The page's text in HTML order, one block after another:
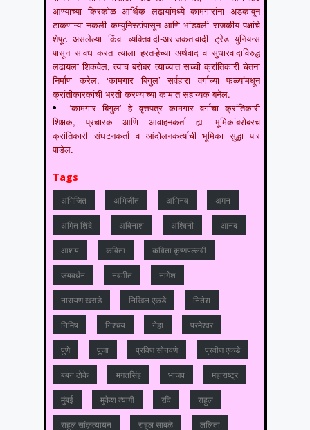
आण्याच्या किरकोळ आर्थिक लढायांमध्ये कामगारांना अडकावून
टाकणाऱ्या नकली कम्युनिस्टांपासून आणि भांडवली राजकीय पक्षांचे
शेपूट असलेल्या किंवा व्यक्तिवादी-अराजकतावादी ट्रेड युनियन्स
पासून सावध करत त्याला हरतऱ्हेच्या अर्थवाद व सुधारवादाविरुद्ध
लढायला शिकवेल, त्याच बरोबर त्याच्यात सच्ची क्रांतिकारी चेतना
निर्माण करेल. ‘कामगार बिगुल’ सर्वहारा वर्गाच्या फळ्यांमधून
क्रांतीकारकांची भरती करण्याच्या कामात सहाय्यक बनेल.
‘कामगार बिगुल’ हे वृत्तपत्र कामगार वर्गाचा क्रांतिकारी
शिक्षक, प्रचारक आणि आवाहनकर्ता ह्या भूमिकांबरोबरच
क्रांतिकारी संघटनकर्ता व आंदोलनकर्त्याची भूमिका सुद्धा पार
पाडेल.
Tags
अभिजित अभिजीत अभिनव अमन
अमित शिंदे अविनाश अश्विनी आनंद
आशय कविता कविता कृष्णपल्लवी
जयवर्धन नवमीत नागेश
नारायण खराडे निखिल एकडे नितेश
निमिष निश्चय नेहा परमेश्वर
पुणे पूजा प्रविण सोनवणे प्रवीण एकडे
बबन ठोके भगतसिंह भाजप महाराष्‍ट्र
मुंबई मुकेश त्‍यागी रवि राहुल
राहुल सांकृत्यायन राहुल साबळे ललिता